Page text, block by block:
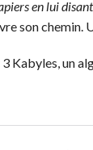
en lui
son
Kabyles, un